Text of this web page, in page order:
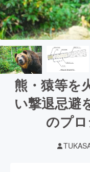
熊・猿等を
い撃退忌避
のプロ